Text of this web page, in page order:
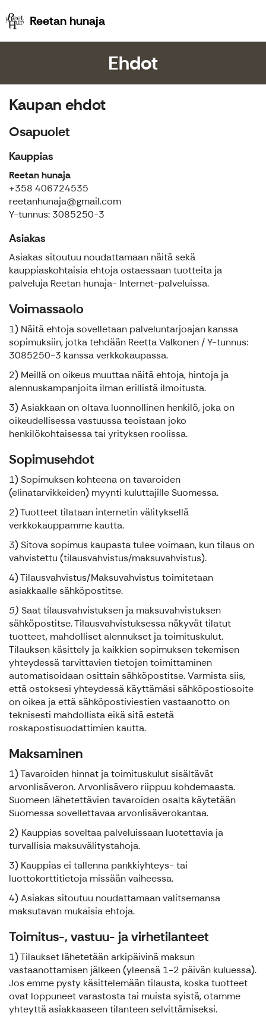
Reetan hunajaReetan hunaja
Ehdot
Kaupan ehdot
Osapuolet
Kauppias
Reetan hunaja
+358 406724535
reetanhunaja@gmail.com
Y-tunnus: 3085250-3
Asiakas
Asiakas sitoutuu noudattamaan näitä sekä
kauppiaskohtaisia ehtoja ostaessaan tuotteita ja
palveluja Reetan hunaja- Internet-palveluissa.
Voimassaolo
1) Näitä ehtoja sovelletaan palveluntarjoajan kanssa
sopimuksiin, jotka tehdään Reetta Valkonen / Y-tunnus:
3085250-3 kanssa verkkokaupassa.
2) Meillä on oikeus muuttaa näitä ehtoja, hintoja ja
alennuskampanjoita ilman erillistä ilmoitusta.
3) Asiakkaan on oltava luonnollinen henkilö, joka on
oikeudellisessa vastuussa teoistaan joko
henkilökohtaisessa tai yrityksen roolissa.
Sopimusehdot
1) Sopimuksen kohteena on tavaroiden
(elinatarvikkeiden) myynti kuluttajille Suomessa.
2) Tuotteet tilataan internetin välityksellä
verkkokauppamme kautta.
3) Sitova sopimus kaupasta tulee voimaan, kun tilaus on
vahvistettu (tilausvahvistus/maksuvahvistus).
4) Tilausvahvistus/Maksuvahvistus toimitetaan
asiakkaalle sähköpostitse.
5) Saat tilausvahvistuksen ja maksuvahvistuksen
sähköpostitse. Tilausvahvistuksessa näkyvät tilatut
tuotteet, mahdolliset alennukset ja toimituskulut.
Tilauksen käsittely ja kaikkien sopimuksen tekemisen
yhteydessä tarvittavien tietojen toimittaminen
automatisoidaan osittain sähköpostitse. Varmista siis,
että ostoksesi yhteydessä käyttämäsi sähköpostiosoite
on oikea ja että sähköpostiviestien vastaanotto on
teknisesti mahdollista eikä sitä estetä
roskapostisuodattimien kautta.
Maksaminen
1) Tavaroiden hinnat ja toimituskulut sisältävät
arvonlisäveron. Arvonlisävero riippuu kohdemaasta.
Suomeen lähetettävien tavaroiden osalta käytetään
Suomessa sovellettavaa arvonlisäverokantaa.
2) Kauppias soveltaa palveluissaan luotettavia ja
turvallisia maksuvälitystahoja.
3) Kauppias ei tallenna pankkiyhteys- tai
luottokorttitietoja missään vaiheessa.
4) Asiakas sitoutuu noudattamaan valitsemansa
maksutavan mukaisia ehtoja.
Toimitus-, vastuu- ja virhetilanteet
1) Tilaukset lähetetään arkipäivinä maksun
vastaanottamisen jälkeen (yleensä 1-2 päivän kuluessa).
Jos emme pysty käsittelemään tilausta, koska tuotteet
ovat loppuneet varastosta tai muista syistä, otamme
yhteyttä asiakkaaseen tilanteen selvittämiseksi.